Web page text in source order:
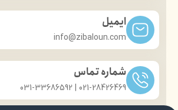
واقعی
ایمیل
info@zibaloun.com
شماره تماس
021-28426469 | 031-33686592